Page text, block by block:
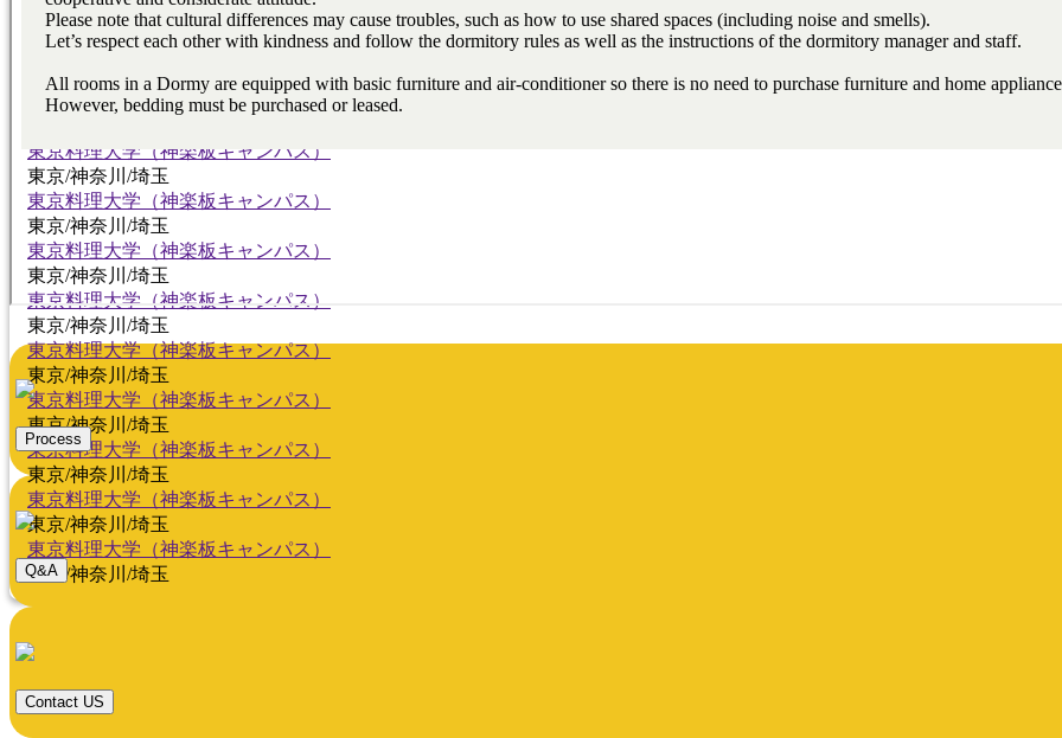
HIGASHIHIROSHIMA/SAIJO
College / Junior College Vocational School Japanese Language
東京料理大学（神楽板キャンパス）
東京料理大学（神楽板キャンパス）
東京/神奈川/埼玉
東京料理大学（神楽板キャンパス）
東京/神奈川/埼玉
東京料理大学（神楽板キャンパス）
東京/神奈川/埼玉
東京料理大学（神楽板キャンパス）
東京/神奈川/埼玉
東京料理大学（神楽板キャンパス）
東京/神奈川/埼玉
東京料理大学（神楽板キャンパス）
東京/神奈川/埼玉
東京料理大学（神楽板キャンパス）
東京/神奈川/埼玉
東京料理大学（神楽板キャンパス）
東京/神奈川/埼玉
東京料理大学（神楽板キャンパス）
東京/神奈川/埼玉
Process
Q&A
Contact US